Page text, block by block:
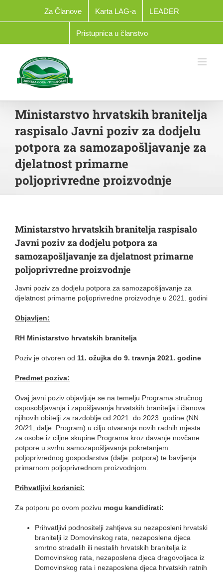
content
Za Članove Karta LAG-a LEADER
Pristupnica u članstvo
Ministarstvo hrvatskih branitelja
raspisalo Javni poziv za dodjelu
potpora za samozapošljavanje za
djelatnost primarne
poljoprivredne proizvodnje
Ministarstvo hrvatskih branitelja raspisalo
Javni poziv za dodjelu potpora za
samozapošljavanje za djelatnost primarne
poljoprivredne proizvodnje
Javni poziv za dodjelu potpora za samozapošljavanje za
djelatnost primarne poljoprivredne proizvodnje u 2021. godini
Objavljen:
RH Ministarstvo hrvatskih branitelja
Poziv je otvoren od 11. ožujka do 9. travnja 2021. godine
Predmet poziva:
Ovaj javni poziv objavljuje se na temelju Programa stručnog
osposobljavanja i zapošljavanja hrvatskih branitelja i članova
njihovih obitelji za razdoblje od 2021. do 2023. godine (NN
20/21, dalje: Program) u cilju otvaranja novih radnih mjesta
za osobe iz ciljne skupine Programa kroz davanje novčane
potpore u svrhu samozapošljavanja pokretanjem
poljoprivrednog gospodarstva (dalje: potpora) te bavljenja
primarnom poljoprivrednom proizvodnjom.
Prihvatljivi korisnici:
Za potporu po ovom pozivu mogu kandidirati:
Prihvatljivi podnositelji zahtjeva su nezaposleni hrvatski
branitelji iz Domovinskog rata, nezaposlena djeca
smrtno stradalih ili nestalih hrvatskih branitelja iz
Domovinskog rata, nezaposlena djeca dragovoljaca iz
Domovinskog rata i nezaposlena djeca hrvatskih ratnih